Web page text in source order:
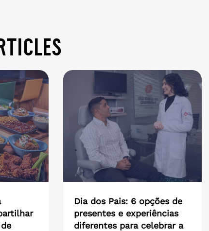
Dia dos Pais: 6 opções de
presentes e experiências
diferentes para celebrar a